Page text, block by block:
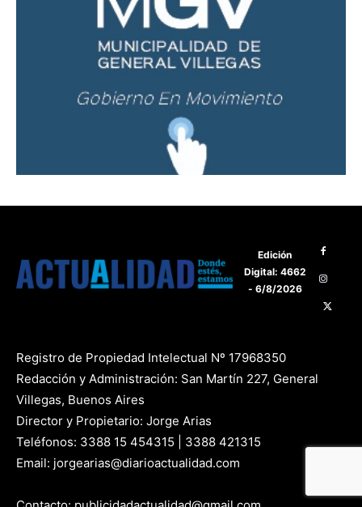
Edición
Digital: 4662
- 6/8/2026
Registro de Propiedad Intelectual Nº 17968350
Redacción y Administración: San Martín 227, General
Villegas, Buenos Aires
Director y Propietario: Jorge Arias
Teléfonos: 3388 15 454315 | 3388 421315
Email: jorgearias@diarioactualidad.com